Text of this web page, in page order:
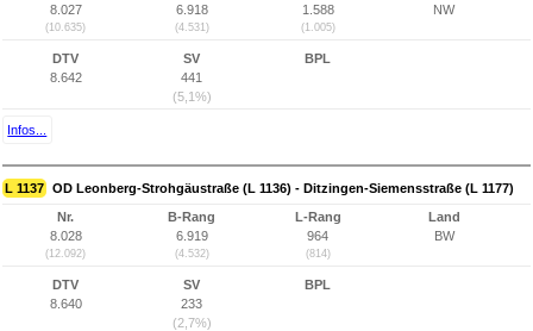
8.027
(10.635)
6.918
(4.531)
1.588
(1.005)
NW
DTV
8.642
SV
441
(5,1%)
BPL
Infos...
L 1137 OD Leonberg-Strohgäustraße (L 1136) - Ditzingen-Siemensstraße (L 1177)
Nr.
8.028
(12.092)
B-Rang
6.919
(4.532)
L-Rang
964
(814)
Land
BW
DTV
8.640
SV
233
(2,7%)
BPL